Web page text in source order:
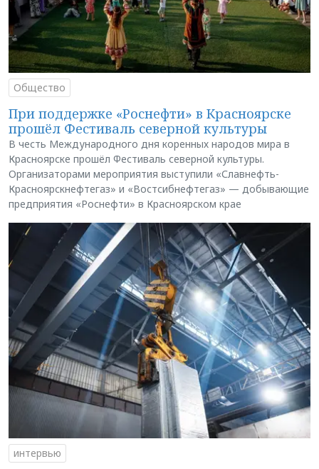
Общество
При поддержке «Роснефти» в Красноярске
прошёл Фестиваль северной культуры
В честь Международного дня коренных народов мира в
Красноярске прошёл Фестиваль северной культуры.
Организаторами мероприятия выступили «Славнефть-
Красноярскнефтегаз» и «Востсибнефтегаз» — добывающие
предприятия «Роснефти» в Красноярском крае
интервью